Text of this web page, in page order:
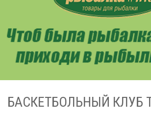
БАСКЕТБОЛЬНЫЙ КЛУБ